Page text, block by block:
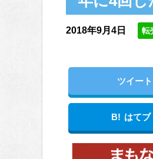
2018年9月4日 転
ツイート
B! はてブ